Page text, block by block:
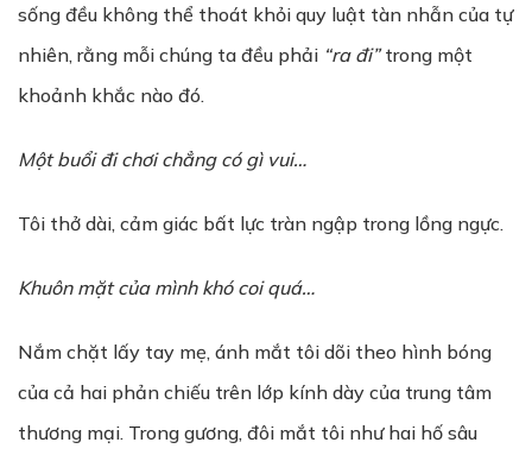
sống đều không thể thoát khỏi quy luật tàn nhẫn của tự
nhiên, rằng mỗi chúng ta đều phải “ra đi”trong một
khoảnh khắc nào đó.
Một buổi đi chơi chẳng có gì vui…
Tôi thở dài, cảm giác bất lực tràn ngập trong lồng ngực.
Khuôn mặt của mình khó coi quá…
Nắm chặt lấy tay mẹ, ánh mắt tôi dõi theo hình bóng
của cả hai phản chiếu trên lớp kính dày của trung tâm
thương mại. Trong gương, đôi mắt tôi như hai hố sâu